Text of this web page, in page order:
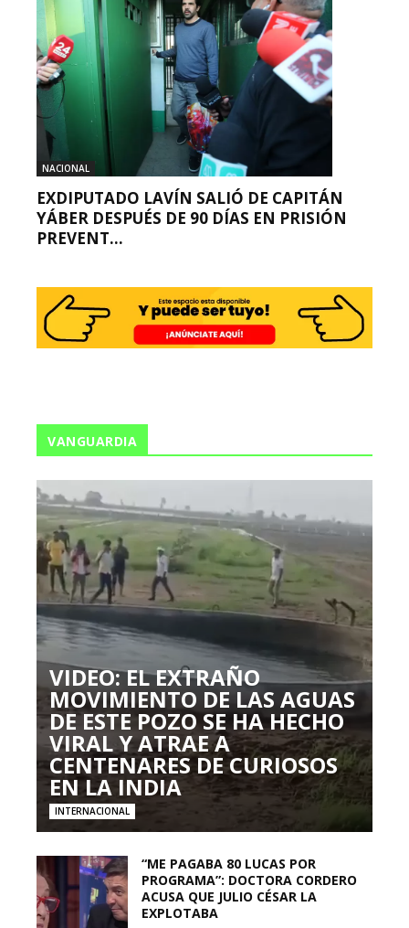
NACIONAL
EXDIPUTADO LAVÍN SALIÓ DE CAPITÁN
YÁBER DESPUÉS DE 90 DÍAS EN PRISIÓN
PREVENT...
VANGUARDIA
VIDEO: EL EXTRAÑO
MOVIMIENTO DE LAS AGUAS
DE ESTE POZO SE HA HECHO
VIRAL Y ATRAE A
CENTENARES DE CURIOSOS
EN LA INDIA
INTERNACIONAL
“ME PAGABA 80 LUCAS POR
PROGRAMA”: DOCTORA CORDERO
ACUSA QUE JULIO CÉSAR LA
EXPLOTABA